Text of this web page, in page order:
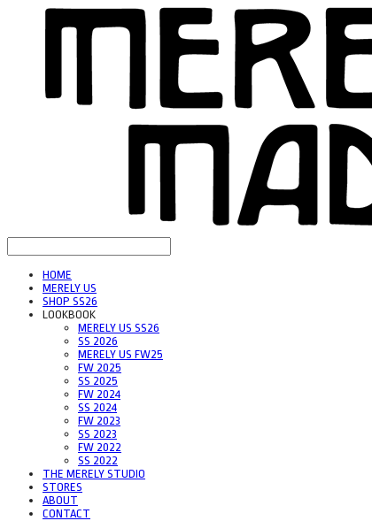
HOME
MERELY US
SHOP SS26
LOOKBOOK
MERELY US SS26
SS 2026
MERELY US FW25
FW 2025
SS 2025
FW 2024
SS 2024
FW 2023
SS 2023
FW 2022
SS 2022
THE MERELY STUDIO
STORES
ABOUT
CONTACT